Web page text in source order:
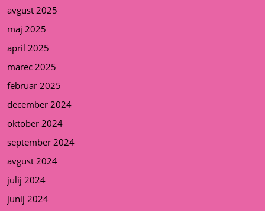
avgust 2025
maj 2025
april 2025
marec 2025
februar 2025
december 2024
oktober 2024
september 2024
avgust 2024
julij 2024
junij 2024